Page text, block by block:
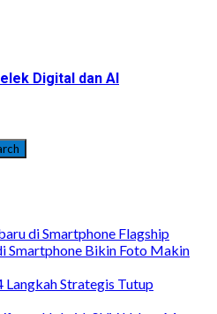
Digital dan AI
di Smartphone Flagship
Smartphone Bikin Foto Makin
Langkah Strategis Tutup